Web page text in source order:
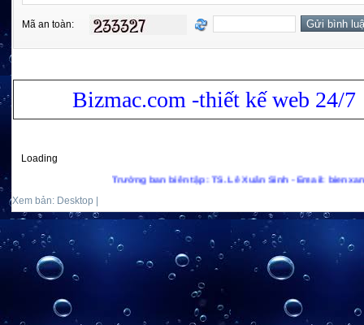
Mã an toàn:
Bizmac.com -thiết kế web 24/7
Loading
Trưởng ban biên tập: TS. Lê Xuân Sinh - Email:
Xem bản: Desktop |